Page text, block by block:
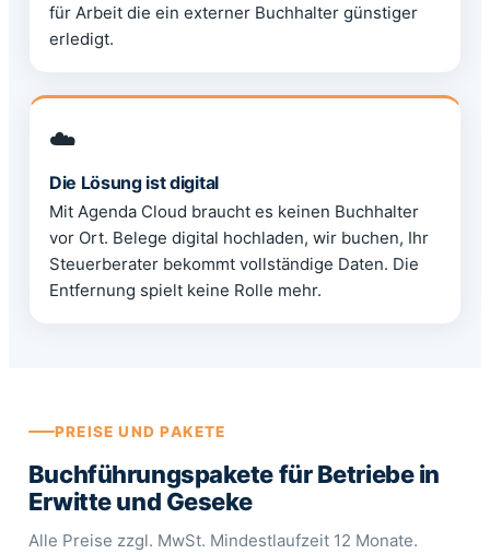
für Arbeit die ein externer Buchhalter günstiger
erledigt.
☁️
Die Lösung ist digital
Mit Agenda Cloud braucht es keinen Buchhalter
vor Ort. Belege digital hochladen, wir buchen, Ihr
Steuerberater bekommt vollständige Daten. Die
Entfernung spielt keine Rolle mehr.
PREISE UND PAKETE
Buchführungspakete für Betriebe in
Erwitte und Geseke
Alle Preise zzgl. MwSt. Mindestlaufzeit 12 Monate.